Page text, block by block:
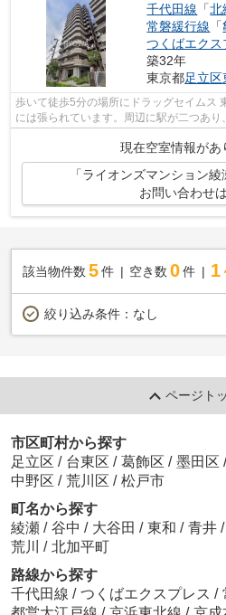
千代田線 「北
常磐緩行線 「
つくばエクス
築32年
東京都足立区
歩いて徒歩5分の場所にドラッグセイムス
には張られています。周辺に駅が二つあ
現在空室情報があ
「ライオンズマンション
お問い合わせ
該当物件数 5件 空き数 0 件 1
絞り込み条件： なし
ページト
市区町村から探す
足立区 / 台東区 / 葛飾区 / 墨田区 /
中野区 / 荒川区 / 松戸市
町名から探す
綾瀬 / 谷中 / 大谷田 / 東和 / 青井 /
荒川 / 北加平町
路線から探す
千代田線 / つくばエクスプレス /